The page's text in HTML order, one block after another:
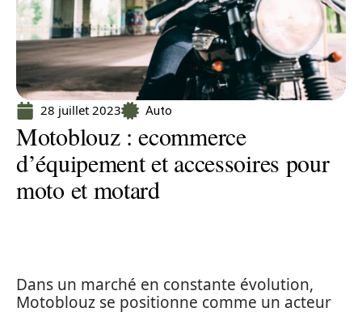
28 juillet 2023 Auto
Motoblouz : ecommerce
d’équipement et accessoires pour
moto et motard
Dans un marché en constante évolution,
Motoblouz se positionne comme un acteur